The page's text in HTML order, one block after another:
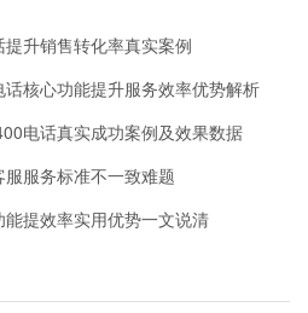
升销售转化率真实案例
核心功能提升服务效率优势解析
电话真实成功案例及效果数据
服务标准不一致难题
提效率实用优势一文说清